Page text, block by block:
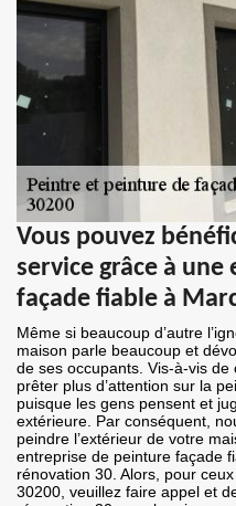
Vous pouvez
service grâce à
façade fiable à
Même si beaucoup d’autre
maison parle beaucoup et
de ses occupants. Vis-à-vis
prêter plus d’attention sur la
puisque les gens pensent et
extérieure. Par conséquent,
peindre l’extérieur de votre
entreprise de peinture façade
rénovation 30. Alors, pour
30200, veuillez faire appel et